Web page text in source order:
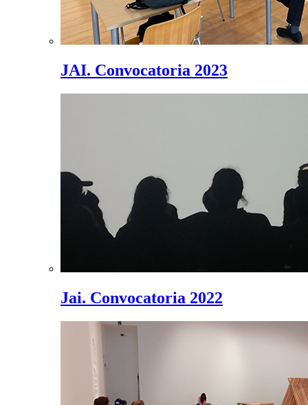
JAI. Convocatoria 2023
Jai. Convocatoria 2022